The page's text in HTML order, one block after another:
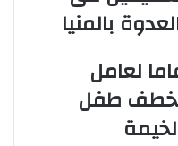
بالمنيا
المشدد 15 عاما لعامل
بخطف طفل